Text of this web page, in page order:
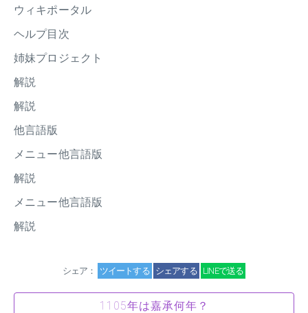
ウィキポータル
ヘルプ目次
姉妹プロジェクト
解説
解説
他言語版
メニュー他言語版
解説
メニュー他言語版
解説
シェア： ツイートする シェアする LINEで送る
1105年は嘉承何年？